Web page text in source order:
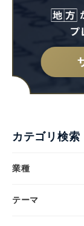
カテゴリ検索
業種
テーマ